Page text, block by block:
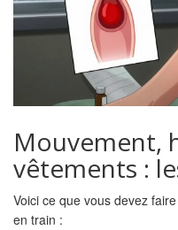
Mouvement,
vêtements :
Voici ce que vous devez
en train :